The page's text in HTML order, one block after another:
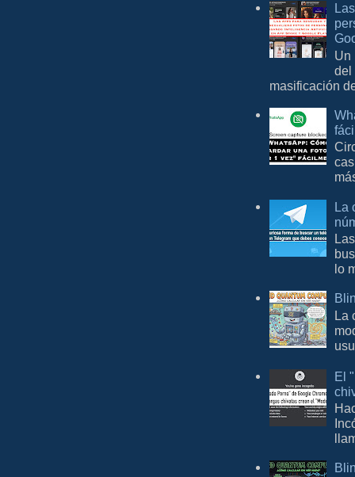
Un
del
masificación
La
lo
La
El